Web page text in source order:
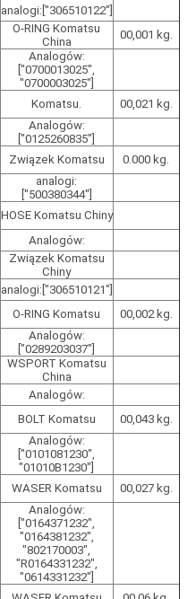
analogi:["306510122"]
O-RING Komatsu
China
00,001 kg.
Analogów:
["0700013025",
"0700003025"]
Komatsu.
00,021 kg.
Analogów:
["0125260835"]
Związek Komatsu
0.000 kg.
analogi:
["500380344"]
HOSE Komatsu Chiny
Analogów:
Związek Komatsu
Chiny
analogi:["306510121"]
O-RING Komatsu
00,002 kg.
Analogów:
["0289203037"]
WSPORT Komatsu
China
Analogów:
BOLT Komatsu
00,043 kg.
Analogów:
["0101081230",
"01010B1230"]
WASER Komatsu
00,027 kg.
Analogów:
["0164371232",
"0164381232",
"802170003",
"R0164331232",
"0614331232"]